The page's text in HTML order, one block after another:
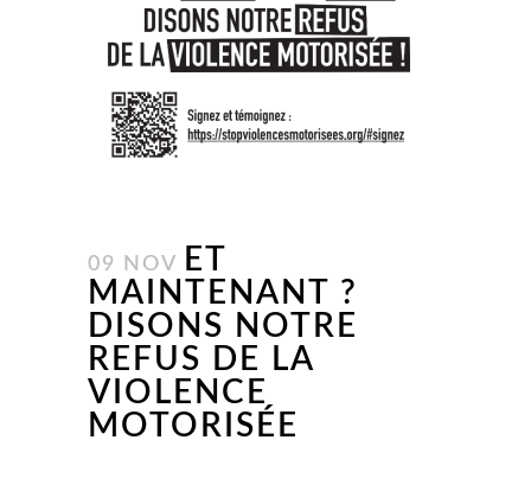
09 NOV
ET
MAINTENANT ?
DISONS NOTRE
REFUS DE LA
VIOLENCE
MOTORISÉE